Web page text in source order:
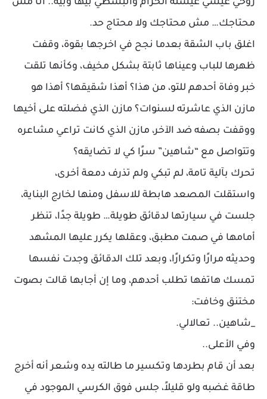
روحي عيشي عيشته الحرام واتبسطي بيها وبيه.. انا مش
محتاجك… مش محتاجك ولا محتاج حد.
اغلق باب الشقة بعدما نجح في اخرجها بقوة، وقفت
ظهرها للباب وعيناها ثابتة بشكل مخيف، وكأنها تلقت
خبر وفاة أحدهم للتو، من هذا؟ أهذا شقيقها؟ أهذا هو
مازن الذي عاشرته لسنوات؟ مازن الذي فضلته على أخيها
ووقفت بصفه ضد الآخر، مازن الذي كانت تراعي مشاعره
وتتواصل مع “شاهين” سرًا كي لا تضايقه؟
تحرك بآلية تامة، لم تبكي ولم تذرف دمعة أخرى،
واستقلت المصعد هابطة للاسفل ومنها لخارج البناية،
جلست في سيارتها لدقائق طويلة… طويلة جدًا، تنظر
أمامها في صمت مطبق، وعقلها يكرر عليها المشهد
وحديثه مرارًا وتكرارًا، وبعد تلك الدقائق وجدت نفسها
تمسك هاتفها تطلب أحدهم، وما إن أجابها قالت بصوت
مختنق وخافت:
_شاهين.. تعالالي.
وفي الأعلى..
بعد أن قام بطردها وتكسير ما طالته يده وشعر أنه أخرج
طاقة غضبه ولو قليلاً، جلس فوق الكرسي الموجود في